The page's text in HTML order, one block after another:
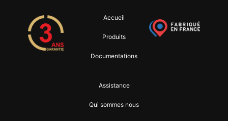
Accueil
Produits
Documentations
Assistance
Qui sommes nous